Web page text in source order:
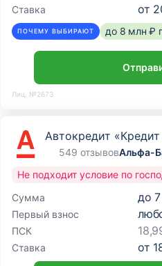
Ставка от
ПОЧЕМУ ВЫБИРАЮТ до 8 млн ₽
Лиц. №2673
Автокредит
549 отзывовАльфа-
Сумма до
Первый взнос
ПСК
Ставка от
Не подходит условие по